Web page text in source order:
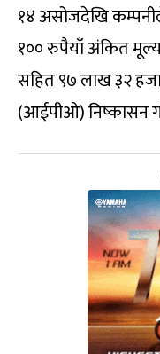
१४ असोजदेखि कम्पनीले
१०० रुपैयाँ अंकित
सहित ९७ लाख ३२
(आईपीओ) निष्कासन